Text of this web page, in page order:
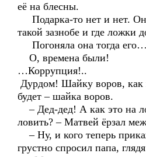
её на блесны.
Подарка-то нет и нет.
такой зазнобе и где ложки
Погоняла она тогда
О, времена были!
…Коррупция!..
Дурдом! Шайку воров, как
будет – шайка воров.
– Дед-дед! А как это на
ловить? – Матвей ёрзал
– Ну, и кого теперь
грустно спросил папа,